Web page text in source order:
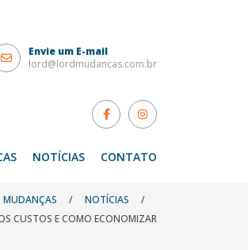
Envie um E-mail
lord@lordmudancas.com.br
NOTÍCIAS CONTATO
MUDANÇAS / NOTÍCIAS
/
CUSTOS E COMO ECONOMIZAR